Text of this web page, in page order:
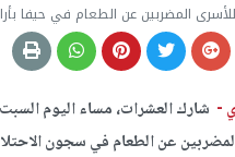
المضربين عن الطعام في حيفا
- شارك العشرات، مساء اليوم
عن الطعام في سجون